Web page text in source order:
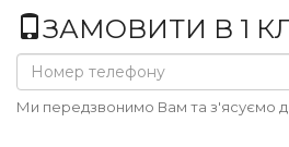
ЗАМОВИТИ В 1
Ми передзвонимо Вам та з'ясуємо